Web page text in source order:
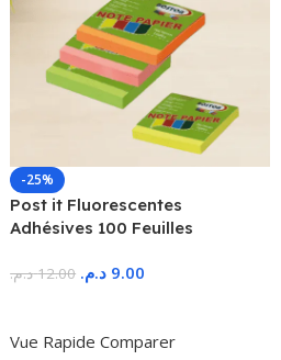
-25%
Post it Fluorescentes
Adhésives 100 Feuilles
12.00 د.م. 9.00 د.م.
Vue Rapide Comparer